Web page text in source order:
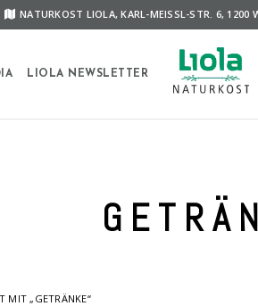
NATURKOST LIOLA, KARL-MEISSL-STR. 6, 1200
LIOLA NEWSLETTER
MIT „GETRÄNKE“